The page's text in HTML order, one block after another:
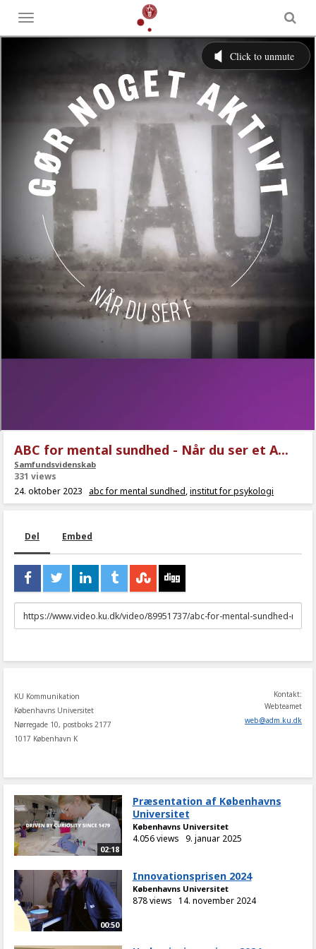
Toggle
menu
ABC for mental sundhed - Når du ser et A...
Samfundsvidenskab
331 views
24. oktober 2023
abc for mental sundhed,institut for psykologi
Del Embed
URL
to
KU Kommunikation
Københavns Universitet
Nørregade 10, postboks 2177
1017 København K
Kontakt:
Webteamet
web@adm.ku.dk
02:18
Præsentation af Københavns
Universitet
Københavns Universitet
4.056 views 9. januar 2025
00:50
Innovationsprisen 2024
Københavns Universitet
878 views 14. november 2024